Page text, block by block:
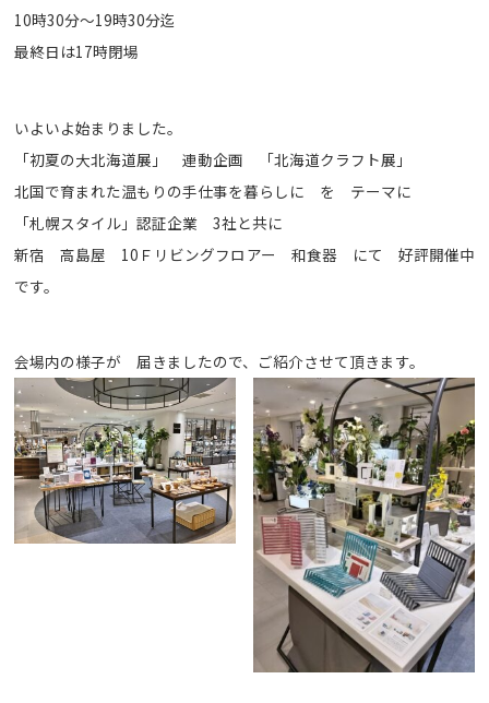
オンラインショップ
デジタルカタログ お問い合わせ
10時30分～19時30分迄
最終日は17時閉場
いよいよ始まりました。
「初夏の大北海道展」 連動企画 「北海道クラフト展」
北国で育まれた温もりの手仕事を暮らしに を テーマに
「札幌スタイル」認証企業 3社と共に
新宿 高島屋 10Ｆリビングフロアー 和食器 にて 好評開催中
です。
会場内の様子が 届きましたので、ご紹介させて頂きます。